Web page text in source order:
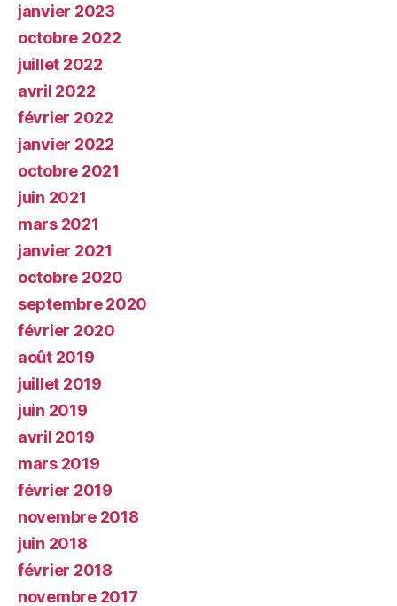
janvier 2023
octobre 2022
juillet 2022
avril 2022
février 2022
janvier 2022
octobre 2021
juin 2021
mars 2021
janvier 2021
octobre 2020
septembre 2020
février 2020
août 2019
juillet 2019
juin 2019
avril 2019
mars 2019
février 2019
novembre 2018
juin 2018
février 2018
novembre 2017